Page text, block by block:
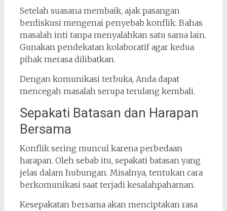
Setelah suasana membaik, ajak pasangan
berdiskusi mengenai penyebab konflik. Bahas
masalah inti tanpa menyalahkan satu sama lain.
Gunakan pendekatan kolaboratif agar kedua
pihak merasa dilibatkan.
Dengan komunikasi terbuka, Anda dapat
mencegah masalah serupa terulang kembali.
Sepakati Batasan dan Harapan
Bersama
Konflik sering muncul karena perbedaan
harapan. Oleh sebab itu, sepakati batasan yang
jelas dalam hubungan. Misalnya, tentukan cara
berkomunikasi saat terjadi kesalahpahaman.
Kesepakatan bersama akan menciptakan rasa